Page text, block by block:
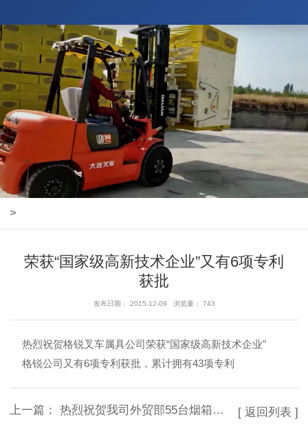
>
荣获“国家级高新技术企业”又有6项专利
获批
发布日期： 2015-12-09 浏览量： 743
热烈祝贺格锐叉车属具公司荣获“国家级高新技术企业”
格锐公司又有6项专利获批，累计拥有43项专利
上一篇： 热烈祝贺我司外贸部55台烟箱夹顺利交付 [ 返回列表 ]